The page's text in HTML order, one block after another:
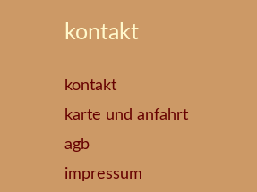
kontakt
kontakt
karte und anfahrt
agb
impressum